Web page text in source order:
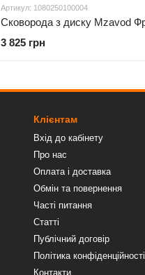
Артикул: 1080250100004
3 825 грн
Клієнтам
Вхід до кабінету
Про нас
Оплата і доставка
Обмін та повернення
Часті питання
Статті
Публічний договір
Політика конфіденційності
Контакти